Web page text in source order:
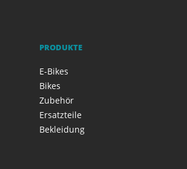
PRODUKTE
E-Bikes
Bikes
Zubehör
Ersatzteile
Bekleidung